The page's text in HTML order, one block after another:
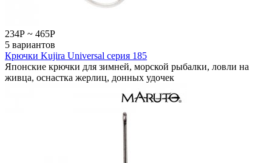
234Р ~ 465Р
5 вариантов
Крючки Kujira Universal серия 185
Японские крючки для зимней, морской рыбалки, ловли на
живца, оснастка жерлиц, донных удочек